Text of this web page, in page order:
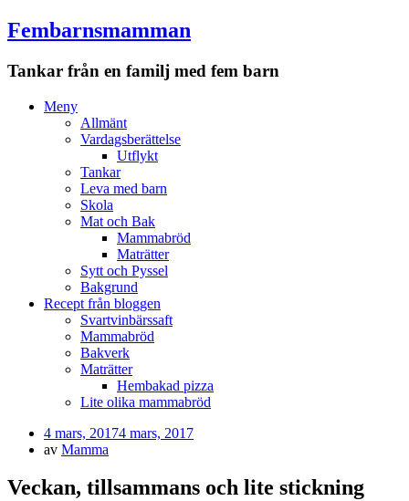
Fembarnsmamman
Tankar från en familj med fem barn
Meny
HoppaMeny
Allmänt
Vardagsberättelse
Utflykt
Tankar
Leva med barn
Skola
Mat och Bak
Mammabröd
Maträtter
Sytt och Pyssel
Bakgrund
Recept från bloggen
Svartvinbärssaft
Mammabröd
Bakverk
Maträtter
Hembakad pizza
Lite olika mammabröd
Publicerad
den
4 mars, 20174 mars, 2017
av Mamma
Veckan, tillsammans och lite stickning